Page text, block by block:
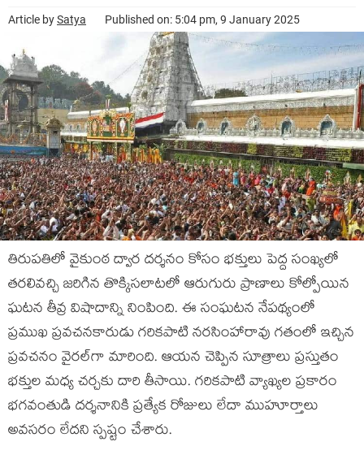
Article bySatya Published on: 5:04 pm, 9 January 2025
తిరుపతిలో వైకుంఠ ద్వార దర్శనం కోసం భక్తులు పెద్ద సంఖ్యలో
తరలివచ్చి జరిగిన తొక్కిసలాటలో ఆరుగురు ప్రాణాలు కోల్పోయిన
ఘటన తీవ్ర విషాదాన్ని నింపింది. ఈ సంఘటన నేపథ్యంలో
ప్రముఖ ప్రవచనకారుడు గరికపాటి నరసింహారావు గతంలో ఇచ్చిన
ప్రవచనం వైరల్‌గా మారింది. ఆయన చెప్పిన సూత్రాలు ప్రస్తుతం
భక్తుల మధ్య చర్చకు దారి తీసాయి. గరికపాటి వ్యాఖ్యల ప్రకారం
భగవంతుడి దర్శనానికి ప్రత్యేక రోజులు లేదా ముహూర్తాలు
అవసరం లేదని స్పష్టం చేశారు.